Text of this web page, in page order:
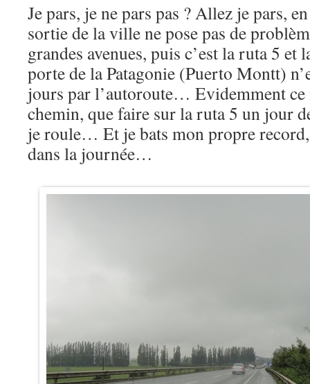
Je pars, je ne pars pas ? Allez je pars,
sortie de la ville ne pose pas de
grandes avenues, puis c’est la ruta 5
porte de la Patagonie (Puerto Montt)
jours par l’autoroute… Evidemment ce
chemin, que faire sur la ruta 5 un jour
je roule… Et je bats mon propre
dans la journée…